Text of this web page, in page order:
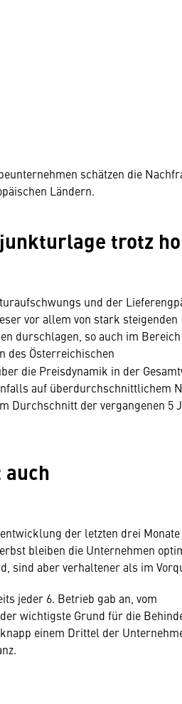
schätzen die
Ländern.
trotz
und der
vor allem von stark steigenden
durschlagen, so auch im
des Österreichischen
die Preisdynamik in der
auf überdurchschnittlichem
Durchschnitt der vergangenen 5
der letzten drei
bleiben die Unternehmen
sind aber verhaltener als im
jeder 6. Betrieb gab an, vom
wichtigste Grund für die
einem Drittel der